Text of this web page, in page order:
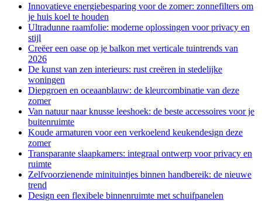
Innovatieve energiebesparing voor de zomer: zonnefilters om
je huis koel te houden
Ultradunne raamfolie: moderne oplossingen voor privacy en
stijl
Creëer een oase op je balkon met verticale tuintrends van
2026
De kunst van zen interieurs: rust creëren in stedelijke
woningen
Diepgroen en oceaanblauw: de kleurcombinatie van deze
zomer
Van natuur naar knusse leeshoek: de beste accessoires voor je
buitenruimte
Koude armaturen voor een verkoelend keukendesign deze
zomer
Transparante slaapkamers: integraal ontwerp voor privacy en
ruimte
Zelfvoorzienende minituintjes binnen handbereik: de nieuwe
trend
Design een flexibele binnenruimte met schuifpanelen